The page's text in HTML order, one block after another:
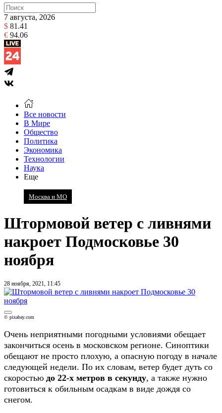
7 августа, 2026
$ 81.41
€ 94.06
Все новости
В Мире
Общество
Политика
Экономика
Технологии
Наука
Еще
Москва и МО
Штормовой ветер с ливнями
накроет Подмосковье 30
ноября
28 ноября, 2021, 11:45
© pixabay.com
Очень неприятными погодными условиями обещает
закончиться осень в московском регионе. Синоптики
обещают не просто плохую, а опасную погоду в начале
следующей недели. По их словам, ветер будет дуть со
скоростью до 22-х метров в секунду, а также нужно
готовиться к обильным осадкам в виде дождя со
снегом.